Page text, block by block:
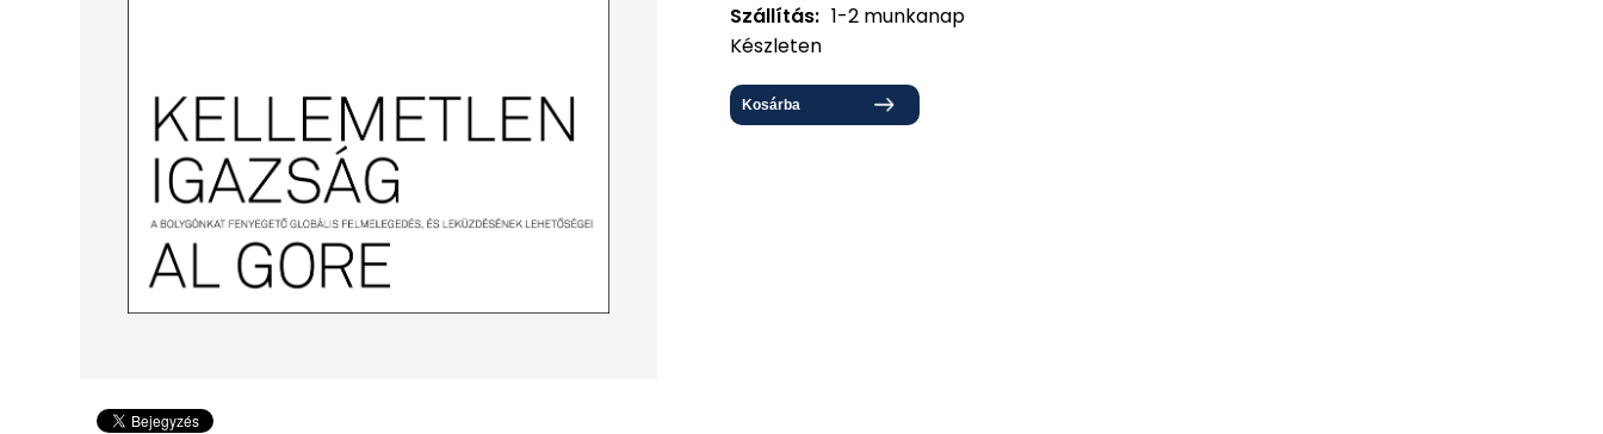
Szállítás: 1-2 munkanap
Készleten
Kosárba